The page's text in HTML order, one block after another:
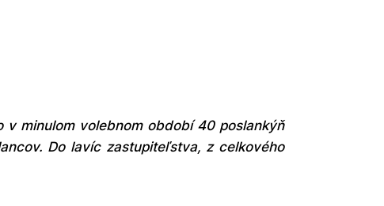
minulom volebnom období 40 poslankýň
Do lavíc zastupiteľstva, z celkového